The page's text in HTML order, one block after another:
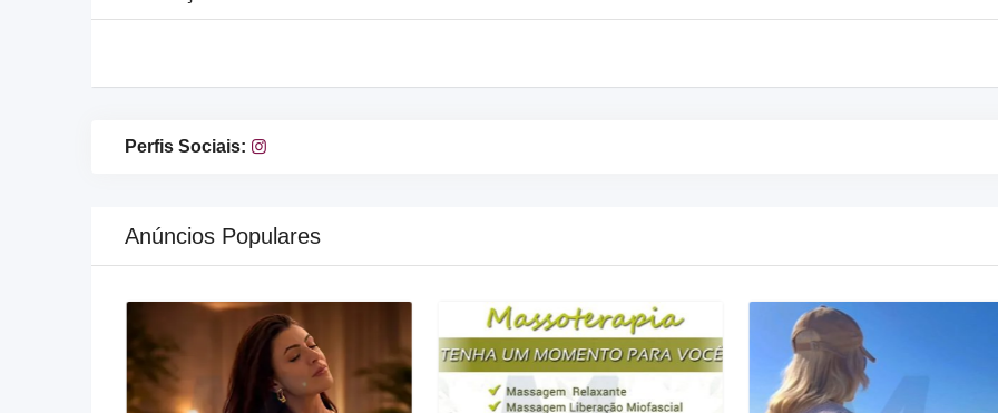
Perfis Sociais:
Anúncios Populares